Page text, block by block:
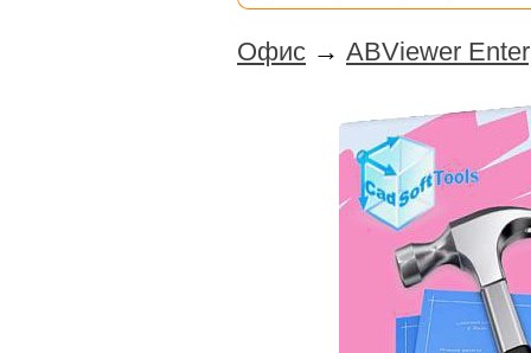
Офис → ABViewer